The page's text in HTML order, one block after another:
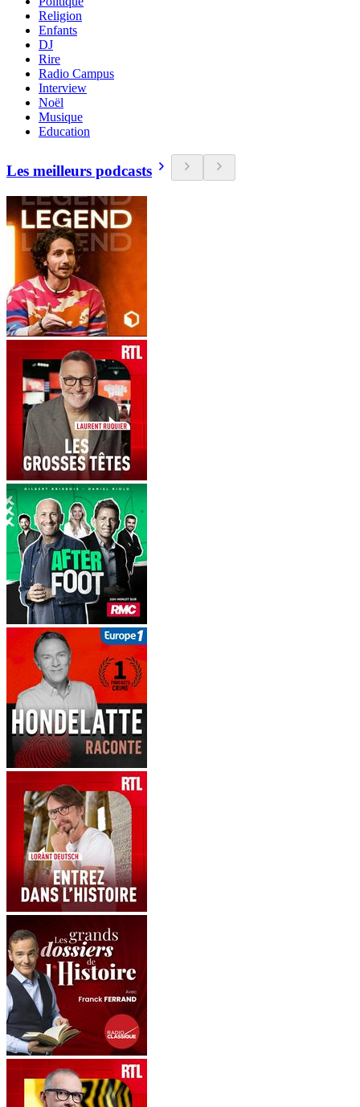
Religion
Enfants
DJ
Rire
Radio Campus
Interview
Noël
Musique
Education
Les meilleurs podcasts